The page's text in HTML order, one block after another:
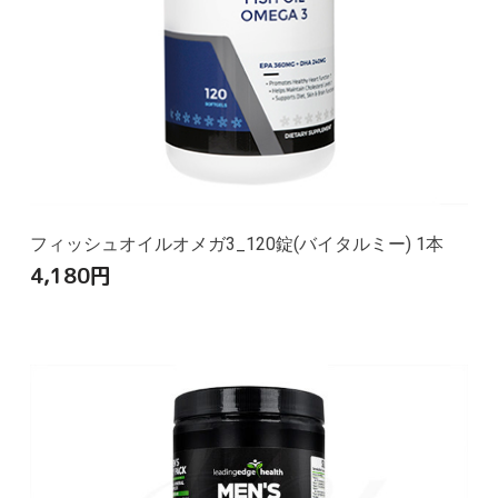
フィッシュオイルオメガ3_120錠(バイタルミー) 1本
4,180円